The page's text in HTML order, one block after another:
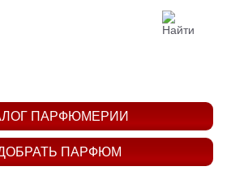
ПАРФЮМ
ПАРФЮМЕРИИ